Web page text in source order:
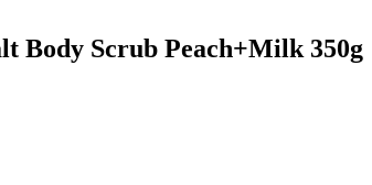
Body Scrub Peach+Milk 350g